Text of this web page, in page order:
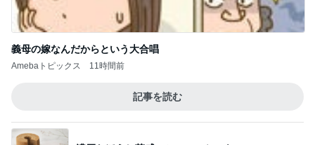
義母の嫁なんだからという大合唱
Amebaトピックス 11時間前
記事を読む